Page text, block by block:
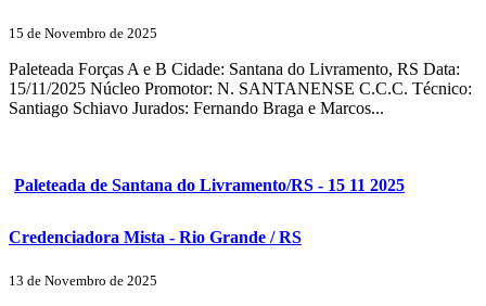
15 de Novembro de 2025
Paleteada Forças A e B Cidade: Santana do Livramento, RS Data:
15/11/2025 Núcleo Promotor: N. SANTANENSE C.C.C. Técnico:
Santiago Schiavo Jurados: Fernando Braga e Marcos...
Paleteada de Santana do Livramento/RS - 15 11 2025
Credenciadora Mista - Rio Grande / RS
13 de Novembro de 2025